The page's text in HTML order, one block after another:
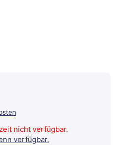
nicht verfügbar.
verfügbar.